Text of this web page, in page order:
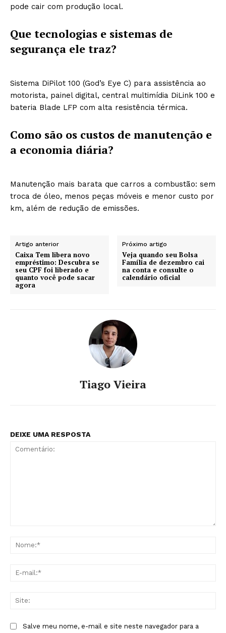
pode cair com produção local.
Que tecnologias e sistemas de
segurança ele traz?
Sistema DiPilot 100 (God’s Eye C) para assistência ao
motorista, painel digital, central multimídia DiLink 100 e
bateria Blade LFP com alta resistência térmica.
Como são os custos de manutenção e
a economia diária?
Manutenção mais barata que carros a combustão: sem
troca de óleo, menos peças móveis e menor custo por
km, além de redução de emissões.
Artigo anterior
Caixa Tem libera novo
empréstimo: Descubra se
seu CPF foi liberado e
quanto você pode sacar
agora
Próximo artigo
Veja quando seu Bolsa
Família de dezembro cai
na conta e consulte o
calendário oficial
Tiago Vieira
DEIXE UMA RESPOSTA
Salve meu nome, e-mail e site neste navegador para a